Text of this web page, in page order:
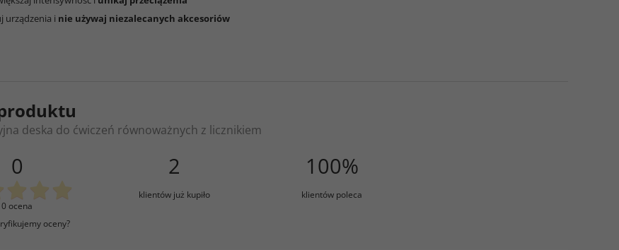
urządzenia i nie używaj niezalecanych akcesoriów
deska do ćwiczeń równoważnych z licznikiem
0
0 ocena
oceny?
2
klientów już kupiło
100%
klientów poleca